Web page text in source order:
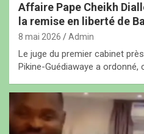
Affaire Pape Cheikh
la remise en liberté de
8 mai 2026 Admin
Le juge du premier cabinet
Pikine-Guédiawaye a ordonné,